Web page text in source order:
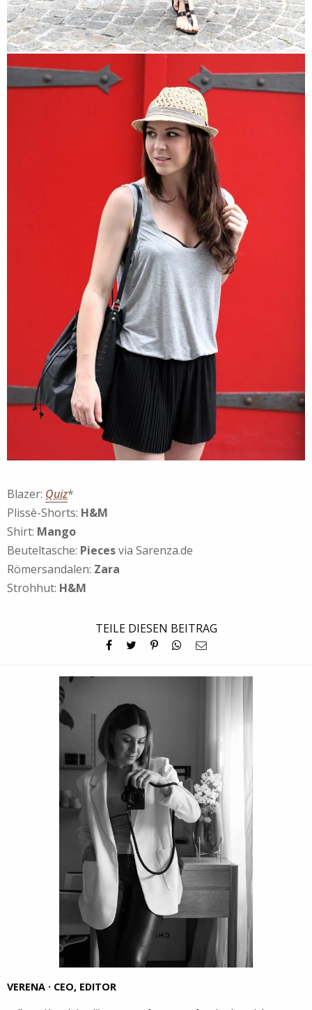
Blazer: Quiz*
Plissè-Shorts: H&M
Shirt: Mango
Beuteltasche: Piecesvia Sarenza.de
Römersandalen: Zara
Strohhut: H&M
TEILE DIESEN BEITRAG
VERENA · CEO, EDITOR